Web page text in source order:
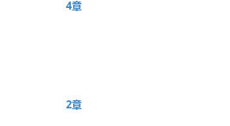
4章
2章